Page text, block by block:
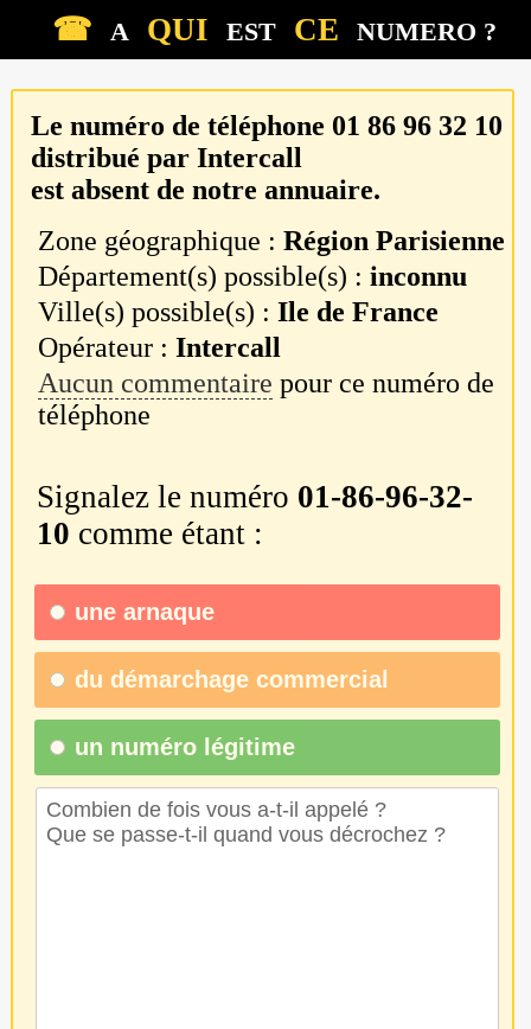
☎ A QUI EST CE NUMERO ?
Le numéro de téléphone 01 86 96 32 10
distribué par Intercall
est absent de notre annuaire.
Zone géographique :Région Parisienne
Département(s) possible(s) :inconnu
Ville(s) possible(s) :Ile de France
Opérateur :Intercall
Aucun commentaire pour ce numéro de
téléphone
Signalez le numéro 01-86-96-32-
10 comme étant :
une arnaque
du démarchage commercial
un numéro légitime